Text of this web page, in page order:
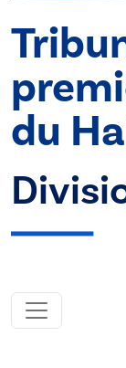
du